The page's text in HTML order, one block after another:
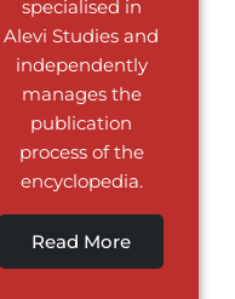
specialised in
Alevi Studies and
independently
manages the
publication
process of the
encyclopedia.
Read More